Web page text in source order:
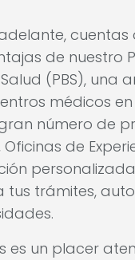
cuentas
de nuestro
(PBS), una
médicos
número de
de
tus trámites,
es un placer